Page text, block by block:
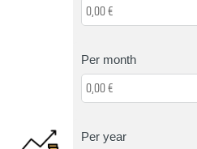
Per month
Per year